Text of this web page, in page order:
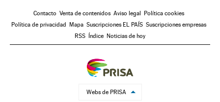
Contacto Venta de contenidos Aviso legal Política cookies
Política de privacidad Mapa Suscripciones EL PAÍS Suscripciones empresas
RSS Índice Noticias de hoy
Webs de PRISA